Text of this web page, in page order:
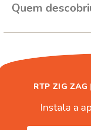
Quem
RTP ZIG ZAG
Instala a